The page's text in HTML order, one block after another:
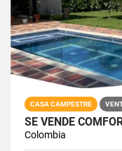
CASA CAMPESTRE
Colombia